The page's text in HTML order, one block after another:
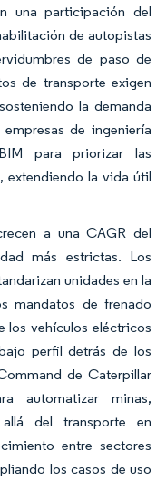
una participación del
de autopistas
de paso de
de transporte exigen
la demanda
de ingeniería
para priorizar las
extendiendo la vida útil
a una CAGR del
más estrictas. Los
unidades en la
mandatos de frenado
los vehículos eléctricos
perfil detrás de los
de Caterpillar
automatizar minas,
del transporte en
entre sectores
los casos de uso